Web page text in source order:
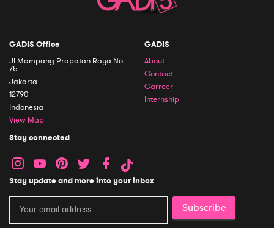
GADIS Office
Jl Mampang Prapatan Raya No.
75
Jakarta
12790
Indonesia
View Map
GADIS
About
Contact
Carreer
Internship
Stay connected
Stay update and more into your inbox
Subscribe